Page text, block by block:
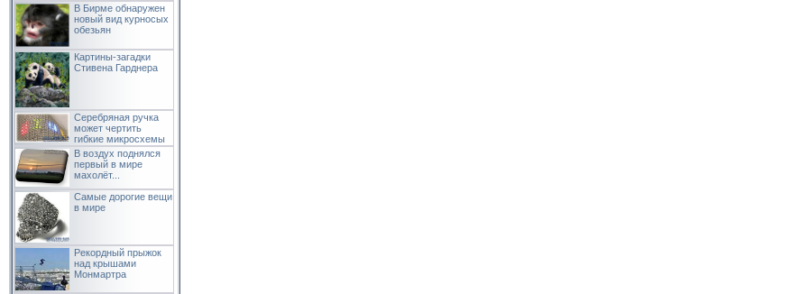
В Бирме обнаружен
новый вид курносых
обезьян
Картины-загадки
Стивена Гарднера
Серебряная ручка
может чертить
гибкие микросхемы
В воздух поднялся
первый в мире
махолёт...
Самые дорогие вещи
в мире
Рекордный прыжок
над крышами
Монмартра